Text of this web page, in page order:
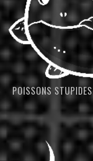
POISSONS STUPIDES